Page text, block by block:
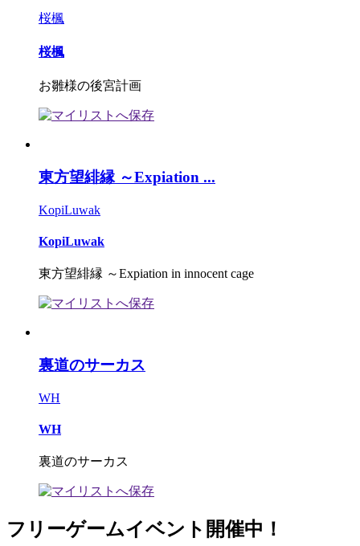
桜楓
桜楓
お雛様の後宮計画
東方望緋縁 ～Expiation ...
KopiLuwak
KopiLuwak
東方望緋縁 ～Expiation in innocent cage
裏道のサーカス
WH
WH
裏道のサーカス
フリーゲームイベント開催中！